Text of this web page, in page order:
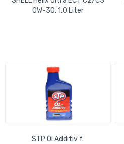
0W-30, 1,0 Liter
STP Öl Additiv f.